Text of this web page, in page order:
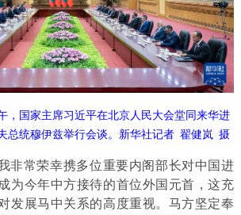
，国家主席习近平在北京人民大会堂同来华进
总统穆伊兹举行会谈。新华社记者 翟健岚 摄
非常荣幸携多位重要内阁部长对中国进
为今年中方接待的首位外国元首，这充
发展马中关系的高度重视。马方坚定奉